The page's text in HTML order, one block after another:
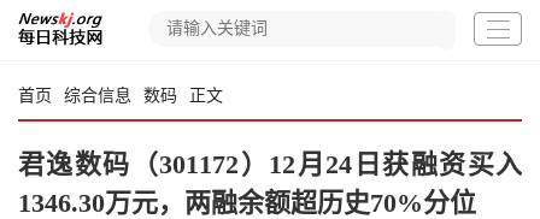
首页 综合信息 数码 正文
君逸数码（301172）12月24日获融资买入
1346.30万元，两融余额超历史70%分位